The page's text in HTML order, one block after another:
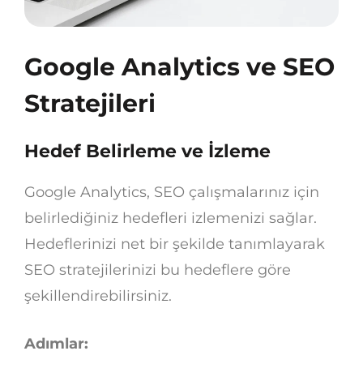
Google Analytics ve SEO
Stratejileri
Hedef Belirleme ve İzleme
Google Analytics, SEO çalışmalarınız için
belirlediğiniz hedefleri izlemenizi sağlar.
Hedeflerinizi net bir şekilde tanımlayarak
SEO stratejilerinizi bu hedeflere göre
şekillendirebilirsiniz.
Adımlar: